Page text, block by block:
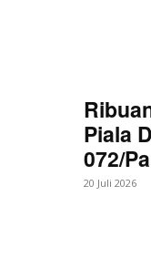
Berita Lainnya Ketua
Pengawasan Desa
Piala
072/
20 Juli 2026